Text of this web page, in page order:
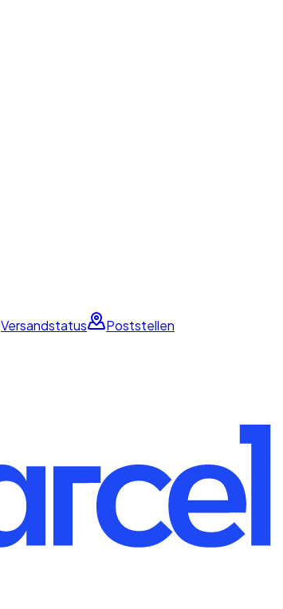
Versandstatus Poststellen